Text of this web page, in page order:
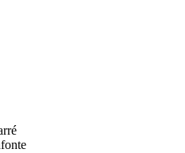
fonte